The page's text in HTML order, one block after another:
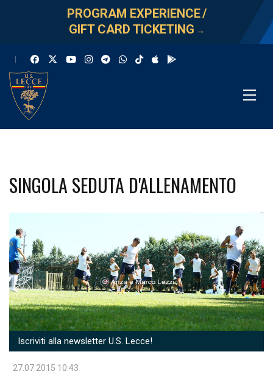
PROGRAM EXPERIENCE/
GIFT CARD TICKETING →
SINGOLA SEDUTA D'ALLENAMENTO
Iscriviti alla newsletter U.S. Lecce!
27.07.2015 10:43